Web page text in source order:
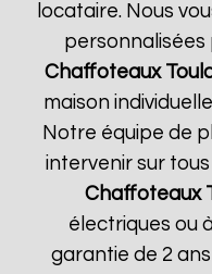
locataire. Nous
Chaffoteaux
maison
Notre équipe de
intervenir sur
Chaffoteaux
électriques ou
garantie de 2